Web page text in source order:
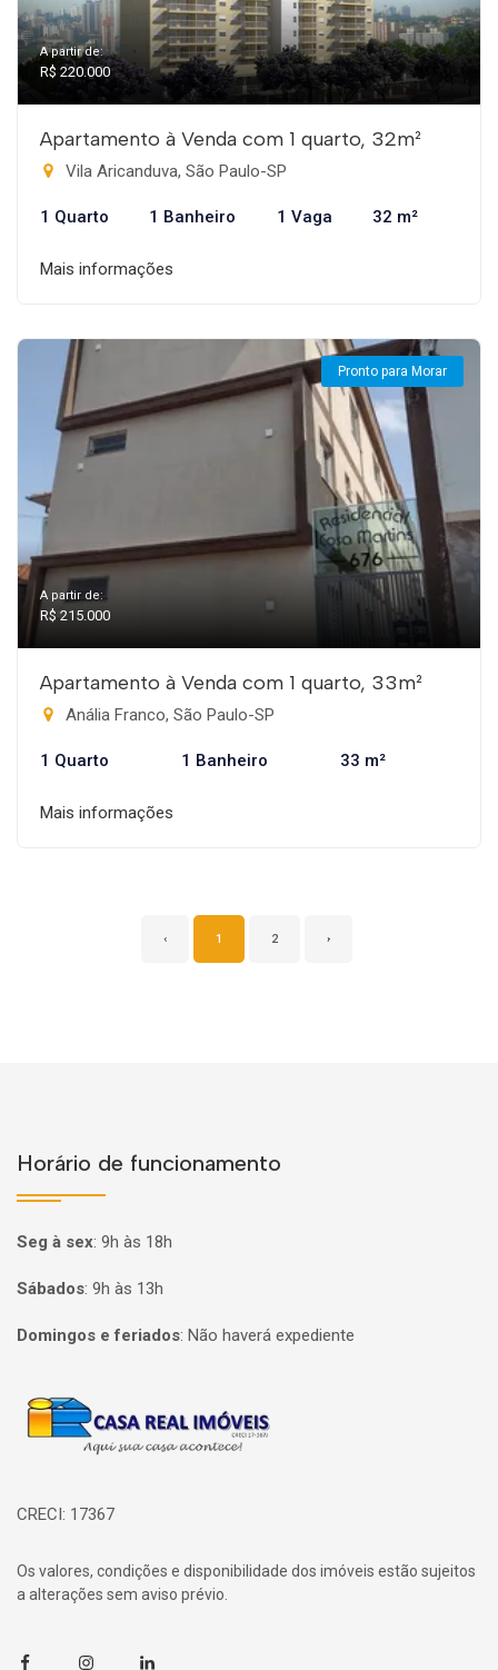
A partir de:
R$ 220.000
Apartamento à Venda com 1 quarto, 32m²
Vila Aricanduva, São Paulo-SP
1 Quarto 1 Banheiro 1 Vaga 32 m²
Mais informações
Pronto para Morar
A partir de:
R$ 215.000
Apartamento à Venda com 1 quarto, 33m²
Anália Franco, São Paulo-SP
1 Quarto 1 Banheiro 33 m²
Mais informações
‹ 1 2 ›
Horário de funcionamento
Seg à sex: 9h às 18h
Sábados: 9h às 13h
Domingos e feriados: Não haverá expediente
Página inicial
CRECI: 17367
Os valores, condições e disponibilidade dos imóveis estão sujeitos
a alterações sem aviso prévio.
FacebookInstagramLinkedin